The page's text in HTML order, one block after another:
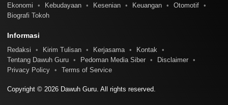
Ekonomi
Kebudayaan Kesenian Keuangan
Otomotif
Biografi Tokoh
Informasi
Redaksi Kirim Tulisan Kerjasama
Kontak
Tentang Dawuh Guru
Pedoman Media Siber
Disclaimer
Privacy Policy
Terms of Service
Copyright © 2026 Dawuh Guru. All rights reserved.